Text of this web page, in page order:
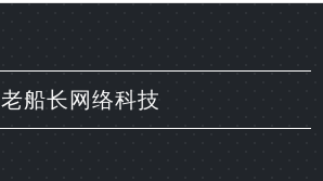
老船长网络科技